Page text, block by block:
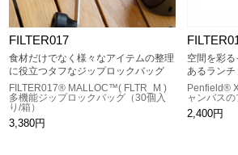
FILTER017
食材だけでなく様々なアイテムの整理
に役立つタフなジップロックバッグ
FILTER017® MALLOC™( FLTR_M )
多機能ジップロックバッグ（30個入
り/箱）
3,380円
空間を彩
あるランチ
Penfield®
ャンバス
2,400円